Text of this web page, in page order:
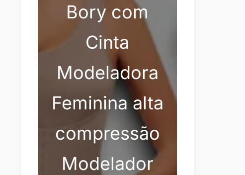
Bory com
Cinta
Modeladora
Feminina alta
compressão
Modelador